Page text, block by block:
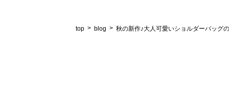
top blog 秋の新作♪大人可愛いショルダーバッグ